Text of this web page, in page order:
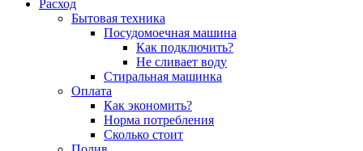
Расход
Бытовая техника
Посудомоечная машина
Как подключить?
Не сливает воду
Стиральная машинка
Оплата
Как экономить?
Норма потребления
Сколько стоит